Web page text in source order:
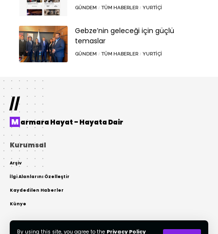
By using this site, you agree to the Privacy Policy
GÜNDEM TÜM HABERLER YURTIÇI
Gebze’nin geleceği için güçlü
temaslar
GÜNDEM TÜM HABERLER YURTIÇI
//
Marmara Hayat – Hayata Dair
Kurumsal
Arşiv
İlgi Alanlarını Özelleştir
Kaydedilen Haberler
Künye